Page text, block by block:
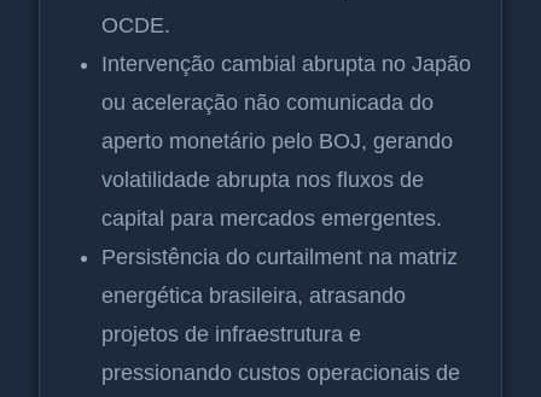
OCDE.
Intervenção cambial abrupta no Japão
ou aceleração não comunicada do
aperto monetário pelo BOJ, gerando
volatilidade abrupta nos fluxos de
capital para mercados emergentes.
Persistência do curtailment na matriz
energética brasileira, atrasando
projetos de infraestrutura e
pressionando custos operacionais de